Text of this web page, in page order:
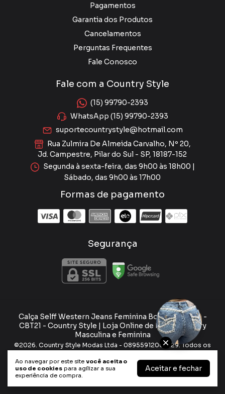
Ao navegar por este site você aceita o
uso de cookies para agilizar a sua
experiência de compra.
Aceitar e fechar
Pagamentos
Garantia dos Produtos
Cancelamentos
Perguntas Frequentes
Fale Conosco
Fale com a Country Style
(15) 99790-2393
WhatsApp (15) 99790-2393
suportecountrystyle@hotmail.com
Rua Zulmira De Almeida Carvalho, Nº 20,
Jd. Campestre, Pilar do Sul - SP, 18187-152
Segunda à sexta-feira, das 9h00 às 18h00 |
Sábado, das 9h00 às 17h00
Formas de pagamento
Segurança
Calça Selff Western Jeans Feminina Boot Dark Blue -
CBT21 - Country Style | Loja Online de Moda Country
Masculina e Feminina
©2026. Country Style Modas Ltda - 08955912000129. Todos os
direitos reservados.